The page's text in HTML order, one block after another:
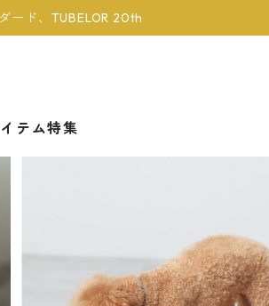
ード、TUBELOR 20th
テム特集